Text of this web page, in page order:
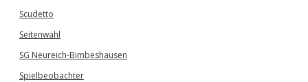
Scudetto
Seitenwahl
SG Neureich-Bimbeshausen
Spielbeobachter